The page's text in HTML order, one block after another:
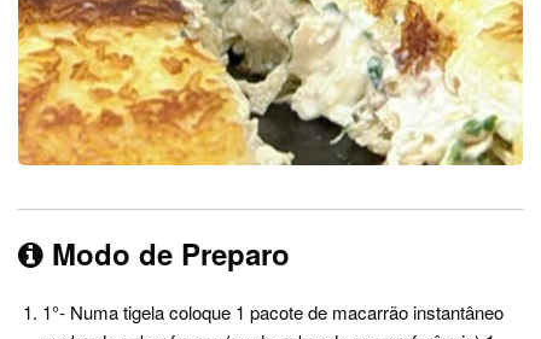
Modo de Preparo
1°- Numa tigela coloque 1 pacote de macarrão instantâneo